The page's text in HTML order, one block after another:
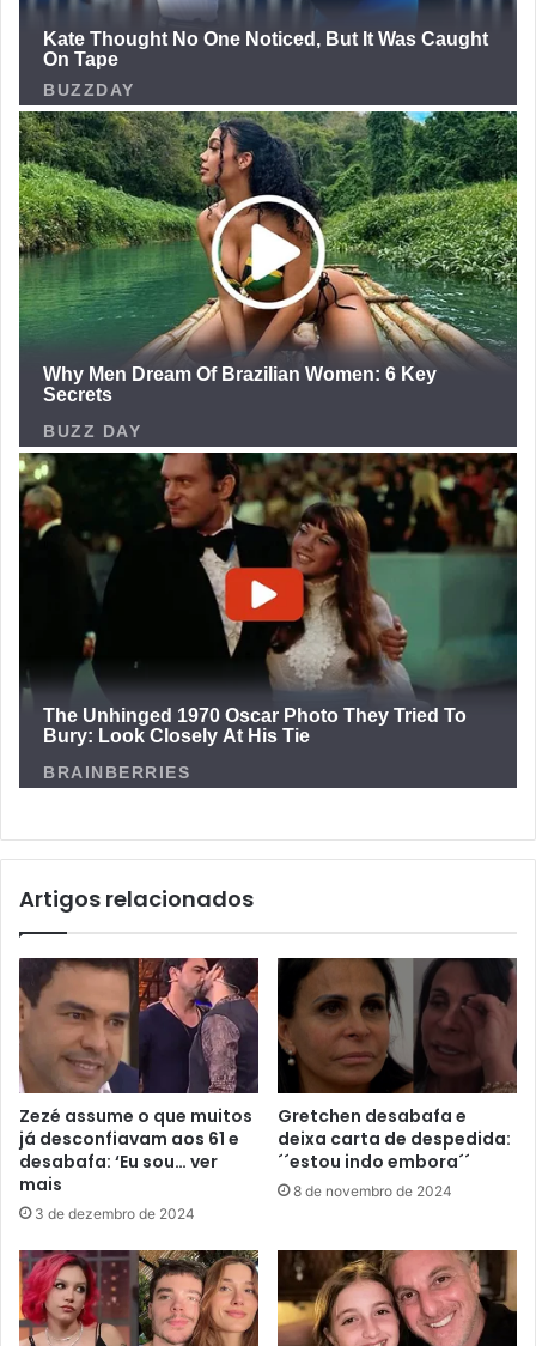
Artigos relacionados
Zezé assume o que muitos
já desconfiavam aos 61 e
desabafa: ‘Eu sou… ver
mais
3 de dezembro de 2024
Gretchen desabafa e
deixa carta de despedida:
´´estou indo embora´´
8 de novembro de 2024